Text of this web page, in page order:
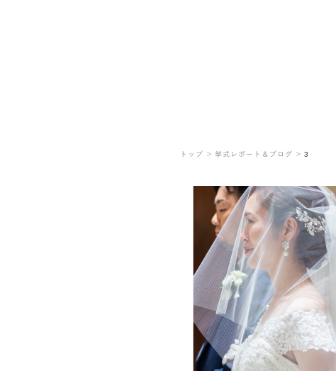
トップ ＞ 挙式レポート＆ブログ ＞ 3